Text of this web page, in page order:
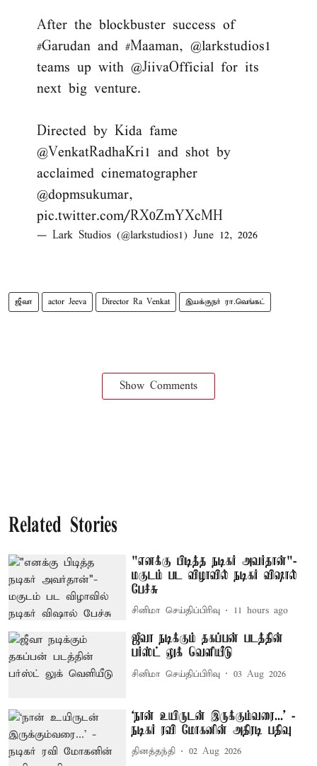
After the blockbuster success of
#Garudan and #Maaman, @larkstudios1
teams up with @JiivaOfficial for its
next big venture.
Directed by Kida fame
@VenkatRadhaKri1 and shot by
acclaimed cinematographer
@dopmsukumar,
pic.twitter.com/RX0ZmYXcMH
— Lark Studios (@larkstudios1) June 12, 2026
ஜீவா actor Jeeva Director Ra Venkat இயக்குநர் ரா.வெங்கட்
Show Comments
Related Stories
"எனக்கு பிடித்த நடிகர் அவர்தான்"-
மகுடம் பட விழாவில் நடிகர் விஷால்
பேச்சு
சினிமா செய்திப்பிரிவு 11 hours ago
ஜீவா நடிக்கும் தகப்பன் படத்தின்
பர்ஸ்ட் லுக் வெளியீடு
சினிமா செய்திப்பிரிவு 03 Aug 2026
‘நான் உயிருடன் இருக்கும்வரை...’ -
நடிகர் ரவி மோகனின் அதிரடி பதிவு
தினத்தந்தி 02 Aug 2026